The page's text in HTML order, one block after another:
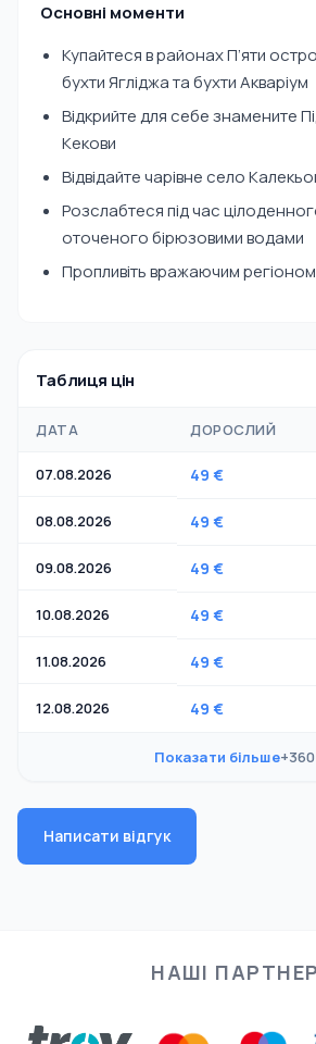
Основні моменти
Купайтеся в районах П’яти
бухти Ягліджа та бухти Акваріум
Відкрийте для себе знамените
Кекови
Відвідайте чарівне село
Розслабтеся під час
оточеного бірюзовими водами
Пропливіть вражаючим
Таблиця цін
ДАТА ДОРОСЛИЙ
07.08.2026 49 €
08.08.2026 49 €
09.08.2026 49 €
10.08.2026 49 €
11.08.2026 49 €
12.08.2026 49 €
Показати більше+360
Написати відгук
НАШІ